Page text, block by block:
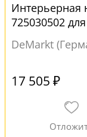
Интерьерная
725030502
DeMarkt
17 505 ₽